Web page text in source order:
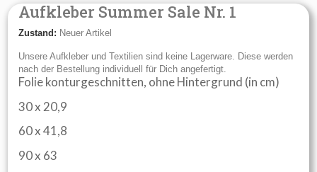
Aufkleber Summer Sale Nr. 1
Zustand: Neuer Artikel
Unsere Aufkleber und Textilien sind keine Lagerware. Diese werden
nach der Bestellung individuell für Dich angefertigt.
Folie konturgeschnitten, ohne Hintergrund (in cm)
30 x 20,9
60 x 41,8
90 x 63